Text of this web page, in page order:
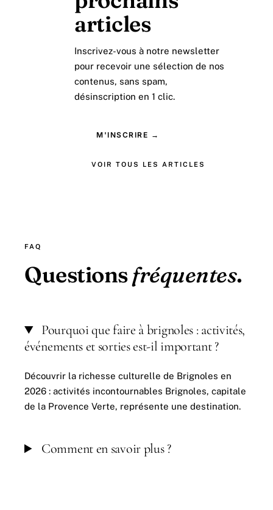
articles
Inscrivez-vous à notre newsletter
pour recevoir une sélection de nos
contenus, sans spam,
désinscription en 1 clic.
M'INSCRIRE →
VOIR TOUS LES ARTICLES
FAQ
Questionsfréquentes.
Pourquoi que faire à brignoles : activités,
événements et sorties est-il important ?
Découvrir la richesse culturelle de Brignoles en
2026 : activités incontournables Brignoles, capitale
de la Provence Verte, représente une destination.
Comment en savoir plus ?